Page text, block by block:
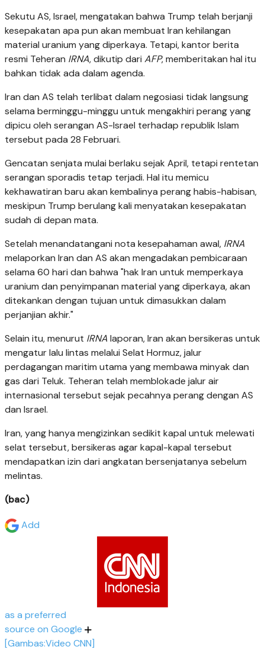
Sekutu AS, Israel, mengatakan bahwa Trump telah berjanji
kesepakatan apa pun akan membuat Iran kehilangan
material uranium yang diperkaya. Tetapi, kantor berita
resmi Teheran IRNA, dikutip dari AFP, memberitakan hal itu
bahkan tidak ada dalam agenda.
Iran dan AS telah terlibat dalam negosiasi tidak langsung
selama berminggu-minggu untuk mengakhiri perang yang
dipicu oleh serangan AS-Israel terhadap republik Islam
tersebut pada 28 Februari.
Gencatan senjata mulai berlaku sejak April, tetapi rentetan
serangan sporadis tetap terjadi. Hal itu memicu
kekhawatiran baru akan kembalinya perang habis-habisan,
meskipun Trump berulang kali menyatakan kesepakatan
sudah di depan mata.
Setelah menandatangani nota kesepahaman awal, IRNA
melaporkan Iran dan AS akan mengadakan pembicaraan
selama 60 hari dan bahwa "hak Iran untuk memperkaya
uranium dan penyimpanan material yang diperkaya, akan
ditekankan dengan tujuan untuk dimasukkan dalam
perjanjian akhir."
Selain itu, menurut IRNA laporan, Iran akan bersikeras untuk
mengatur lalu lintas melalui Selat Hormuz, jalur
perdagangan maritim utama yang membawa minyak dan
gas dari Teluk. Teheran telah memblokade jalur air
internasional tersebut sejak pecahnya perang dengan AS
dan Israel.
Iran, yang hanya mengizinkan sedikit kapal untuk melewati
selat tersebut, bersikeras agar kapal-kapal tersebut
mendapatkan izin dari angkatan bersenjatanya sebelum
melintas.
(bac)
Add
as a preferred
source on Google
[Gambas:Video CNN]